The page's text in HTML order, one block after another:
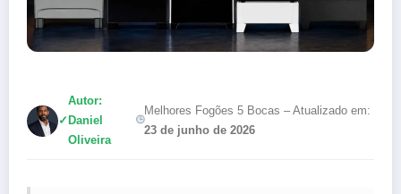
✓
Autor:
Daniel
Oliveira
Melhores Fogões 5 Bocas – Atualizado em:
23 de junho de 2026